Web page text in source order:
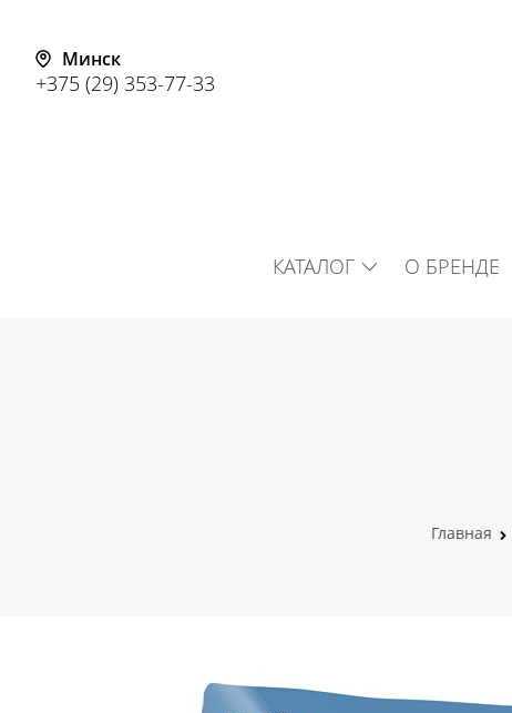
Минск
+375 (29) 353-77-33
КАТАЛОГ О БРЕНДЕ
Главная